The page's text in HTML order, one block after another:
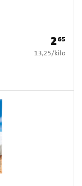
Prijs: €
265
€ 13,25 per kilo
13,25/kilo